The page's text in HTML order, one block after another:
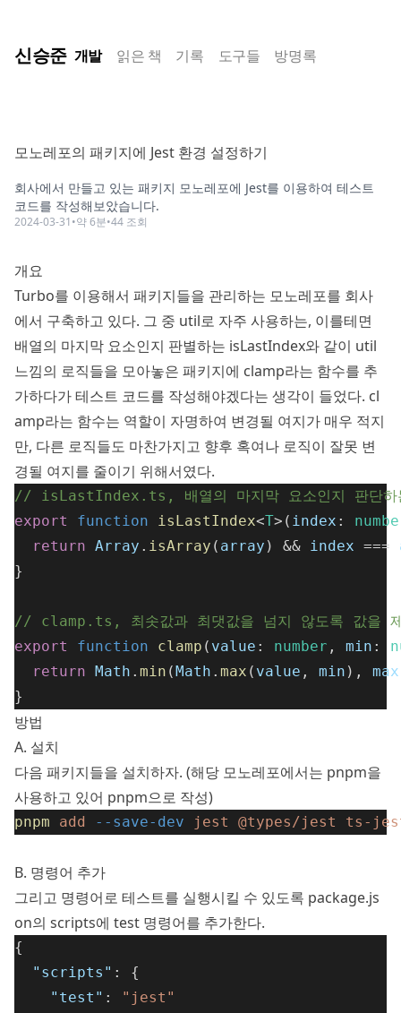
신승준 개발 읽은 책 기록 도구들 방명록
모노레포의 패키지에 Jest 환경 설정하기
회사에서 만들고 있는 패키지 모노레포에 Jest를 이용하여 테스트
코드를 작성해보았습니다.
2024-03-31•약6분•44 조회
개요
Turbo를 이용해서 패키지들을 관리하는 모노레포를 회사
에서 구축하고 있다. 그 중 util로 자주 사용하는, 이를테면
배열의 마지막 요소인지 판별하는 isLastIndex와 같이 util
느낌의 로직들을 모아놓은 패키지에 clamp라는 함수를 추
가하다가 테스트 코드를 작성해야겠다는 생각이 들었다. cl
amp라는 함수는 역할이 자명하여 변경될 여지가 매우 적지
만, 다른 로직들도 마찬가지고 향후 혹여나 로직이 잘못 변
경될 여지를 줄이기 위해서였다.
// isLastIndex.ts, 배열의 마지막 요소인지 판단하
export
function isLastIndex<T>( index :
return Array . isArray ( array ) && index ===
}
// clamp.ts, 최솟값과 최댓값을 넘지 않도록 값을 제
export
function clamp ( value : number , min :
return Math . min (Math . max ( value , min ), max
}
방법
A. 설치
다음 패키지들을 설치하자. (해당 모노레포에서는 pnpm을
사용하고 있어 pnpm으로 작성)
pnpm add --save-dev jest @types/jest ts-
B. 명령어 추가
그리고 명령어로 테스트를 실행시킬 수 있도록 package.js
on의 scripts에 test 명령어를 추가한다.
{
"scripts" : {
"test" :
"jest"